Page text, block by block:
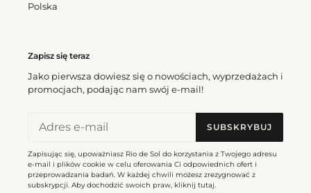
Polska
Zapisz się teraz
Jako pierwsza dowiesz się o nowościach, wyprzedażach i
promocjach, podając nam swój e-mail!
SUBSKRYBUJ
Zapisując się, upoważniasz Rio de Sol do korzystania z Twojego adresu
e-mail i plików cookie w celu oferowania Ci odpowiednich ofert i
przeprowadzania badań. W każdej chwili możesz zrezygnować z
subskrypcji. Aby dochodzić swoich praw, kliknij tutaj.